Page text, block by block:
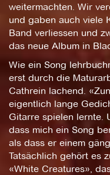
weitermachten. Wir
und gaben auch viele
Band verliessen und
das neue Album in
Wie ein Song
erst durch die
Cathrein lachend.
eigentlich lange
Gitarre spielen lernte.
dass mich ein Song
als dass er einem
Tatsächlich gehört es
«White Creatures»,